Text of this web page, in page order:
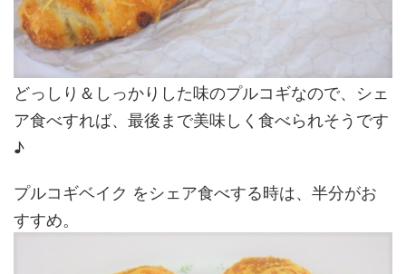
どっしり＆しっかりした味のプルコギなので、シェ
ア食べすれば、最後まで美味しく食べられそうです
♪
プルコギベイク をシェア食べする時は、半分がお
すすめ。